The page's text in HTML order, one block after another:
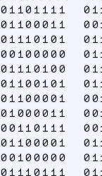
01101111
01100011
01110101
00100000
01110100
01100101
01100001
01000011
00110111
01100001
00100000
01110111